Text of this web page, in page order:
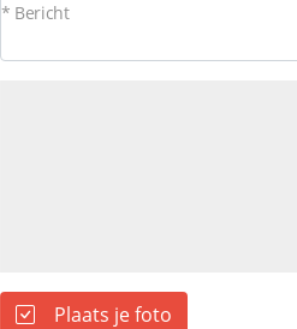
* Bericht
Plaats je foto